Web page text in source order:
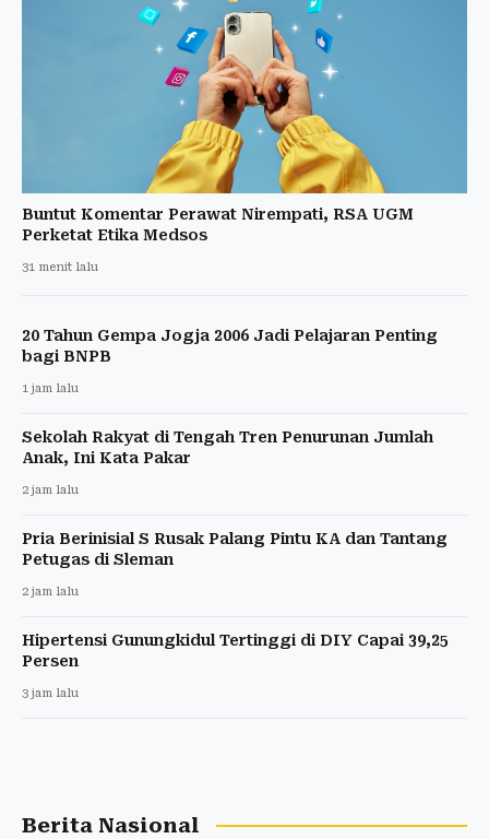
Buntut Komentar Perawat Nirempati, RSA UGM
Perketat Etika Medsos
31 menit lalu
20 Tahun Gempa Jogja 2006 Jadi Pelajaran Penting
bagi BNPB
1 jam lalu
Sekolah Rakyat di Tengah Tren Penurunan Jumlah
Anak, Ini Kata Pakar
2 jam lalu
Pria Berinisial S Rusak Palang Pintu KA dan Tantang
Petugas di Sleman
2 jam lalu
Hipertensi Gunungkidul Tertinggi di DIY Capai 39,25
Persen
3 jam lalu
Berita Nasional